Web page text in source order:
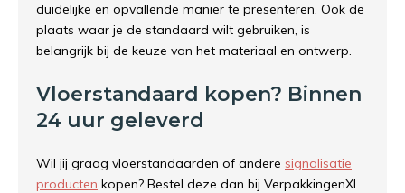
duidelijke en opvallende manier te presenteren. Ook de
plaats waar je de standaard wilt gebruiken, is
belangrijk bij de keuze van het materiaal en ontwerp.
Vloerstandaard kopen? Binnen
24 uur geleverd
Wil jij graag vloerstandaarden of andere signalisatie
producten kopen? Bestel deze dan bij VerpakkingenXL.